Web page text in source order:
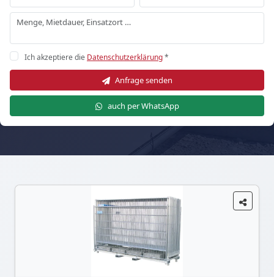
Ich akzeptiere die Datenschutzerklärung*
Anfrage senden
auch per WhatsApp